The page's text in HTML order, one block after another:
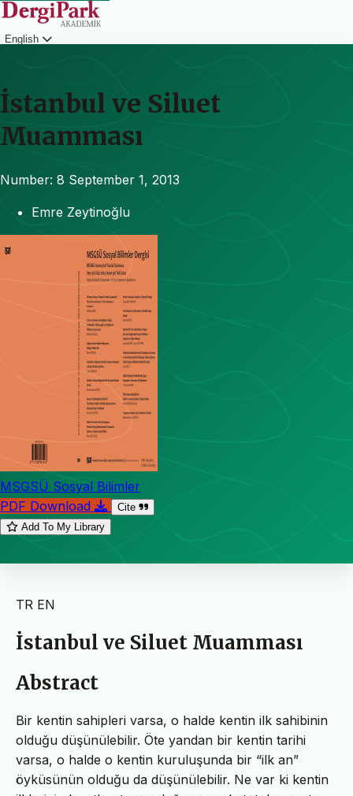
English
İstanbul ve Siluet
Muamması
Number: 8 September 1, 2013
Emre Zeytinoğlu
MSGSÜ Sosyal Bilimler
PDF Download
Cite
Add To My Library
TR EN
İstanbul ve Siluet Muamması
Abstract
Bir kentin sahipleri varsa, o halde kentin ilk sahibinin
olduğu düşünülebilir. Öte yandan bir kentin tarihi
varsa, o halde o kentin kuruluşunda bir “ilk an”
öyküsünün olduğu da düşünülebilir. Ne var ki kentin